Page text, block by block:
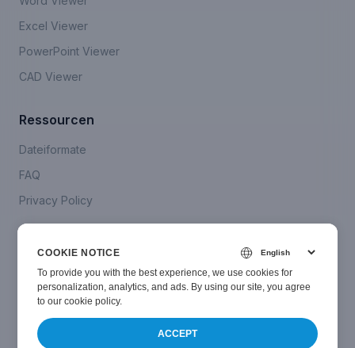
Excel Viewer
PowerPoint Viewer
CAD Viewer
Ressourcen
Dateiformate
FAQ
Privacy Policy
Kontaktieren Sie uns
COOKIE NOTICE
To provide you with the best experience, we use cookies for
personalization, analytics, and ads. By using our site, you agree
toour cookie policy.
ACCEPT